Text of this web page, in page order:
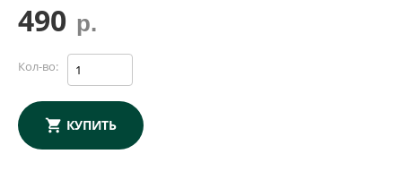
490 р.
Кол-во:
КУПИТЬ